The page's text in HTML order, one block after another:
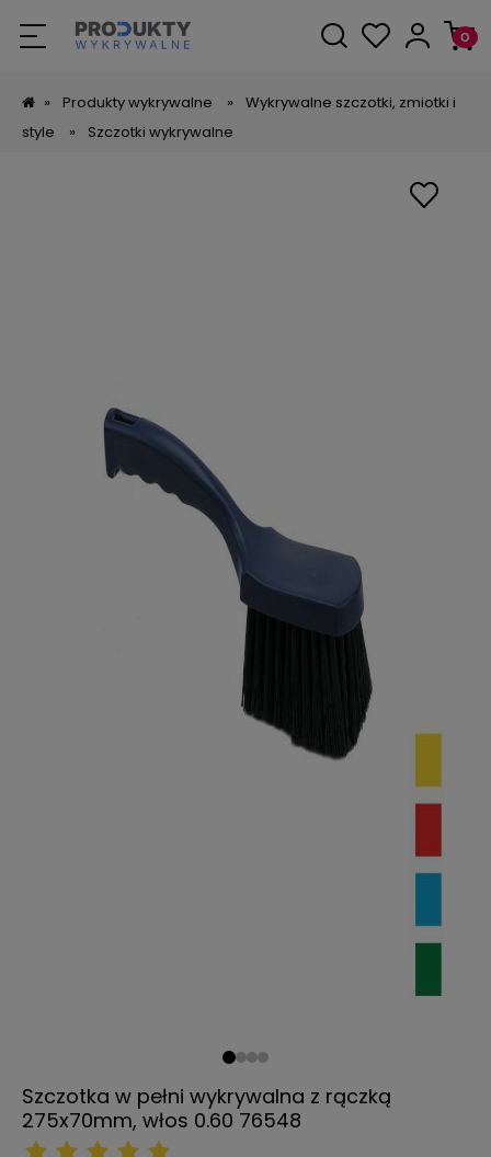
» Produkty wykrywalne »
Wykrywalne szczotki, zmiotki i
style
» Szczotki wykrywalne
Szczotka w pełni wykrywalna z rączką
275x70mm, włos 0.60 76548